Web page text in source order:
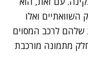
השוואתיים ואלו
שלהם לרכב המסוים
מתמונה מורכבת